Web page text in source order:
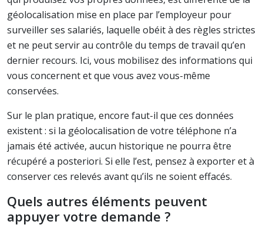
géolocalisation mise en place par l’employeur pour
surveiller ses salariés, laquelle obéit à des règles strictes
et ne peut servir au contrôle du temps de travail qu’en
dernier recours. Ici, vous mobilisez des informations qui
vous concernent et que vous avez vous-même
conservées.
Sur le plan pratique, encore faut-il que ces données
existent : si la géolocalisation de votre téléphone n’a
jamais été activée, aucun historique ne pourra être
récupéré a posteriori. Si elle l’est, pensez à exporter et à
conserver ces relevés avant qu’ils ne soient effacés.
Quels autres éléments peuvent
appuyer votre demande ?